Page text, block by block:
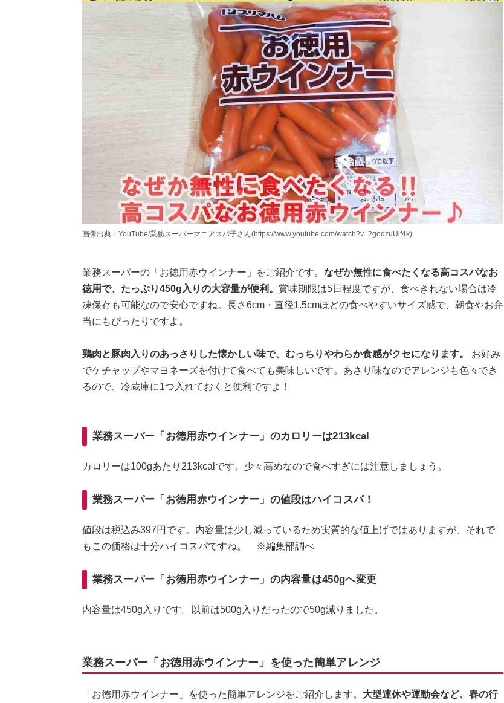
画像出典：YouTube/業務スーパーマニアスパ子さん(https://www.youtube.com/watch?v=2godzuUif4k)
業務スーパーの「お徳用赤ウインナー」をご紹介です。 なぜか無性に食べたくなる高コスパなお
徳用で、たっぷり450g入りの大容量が便利。 賞味期限は5日程度ですが、食べきれない場合は冷
凍保存も可能なので安心ですね。長さ6cm・直径1.5cmほどの食べやすいサイズ感で、朝食やお弁
当にもぴったりですよ。
鶏肉と豚肉入りのあっさりした懐かしい味で、むっちりやわらか食感がクセになります。 お好み
でケチャップやマヨネーズを付けて食べても美味しいです。あさり味なのでアレンジも色々でき
るので、冷蔵庫に1つ入れておくと便利ですよ！
業務スーパー「お徳用赤ウインナー」のカロリーは213kcal
カロリーは100gあたり213kcalです。少々高めなので食べすぎには注意しましょう。
業務スーパー「お徳用赤ウインナー」の値段はハイコスパ！
値段は税込み397円です。内容量は少し減っているため実質的な値上げではありますが、それで
もこの価格は十分ハイコスパですね。 ※編集部調べ
業務スーパー「お徳用赤ウインナー」の内容量は450gへ変更
内容量は450g入りです。以前は500g入りだったので50g減りました。
業務スーパー「お徳用赤ウインナー」を使った簡単アレンジ
「お徳用赤ウインナー」を使った簡単アレンジをご紹介します。 大型連休や運動会など、春の行